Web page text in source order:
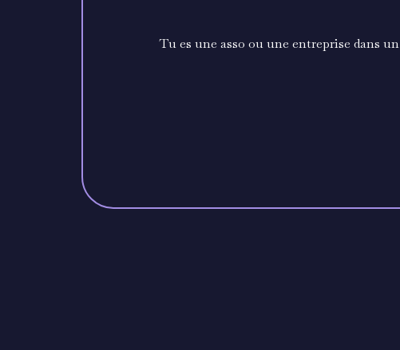
Tu es une asso ou une entreprise dans